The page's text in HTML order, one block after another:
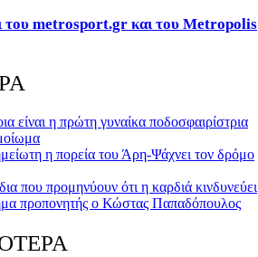
του metrosport.gr και του Metropolis
είναι η πρώτη γυναίκα ποδοσφαιρίστρια
η πορεία του Άρη-Ψάχνει τον δρόμο
που προμηνύουν ότι η καρδιά κινδυνεύει
προπονητής ο Κώστας Παπαδόπουλος